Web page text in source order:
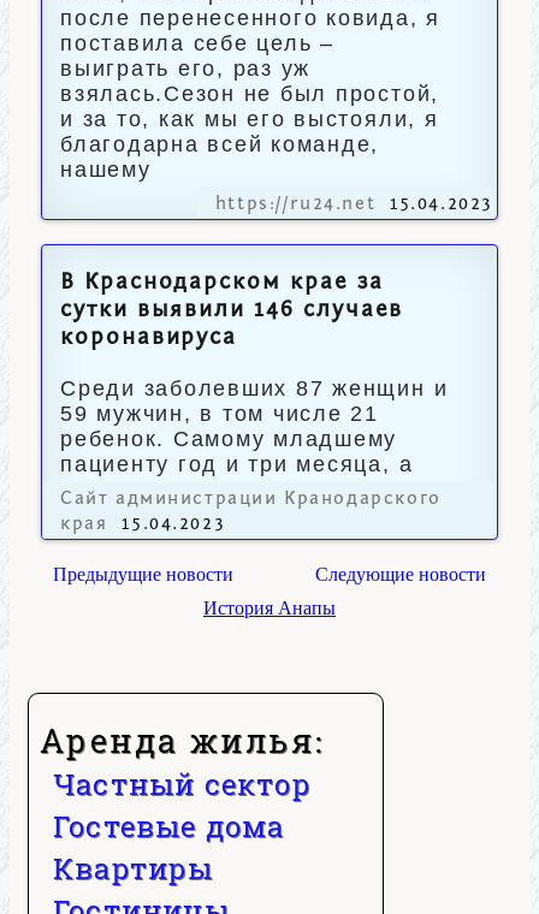
Аренда жилья:
Частный сектор
Гостевые дома
Квартиры
после перенесенного ковида, я
поставила себе цель –
выиграть его, раз уж
взялась.Сезон не был простой,
и за то, как мы его выстояли, я
благодарна всей команде,
нашему
https://ru24.net 15.04.2023
В Краснодарском крае за
сутки выявили 146 случаев
коронавируса
Среди заболевших 87 женщин и
59 мужчин, в том числе 21
ребенок. Самому младшему
пациенту год и три месяца, а
старшему – 86 лет.
Сайт администрации Кранодарского
края
15.04.2023
Предыдущие новости
Следующие новости
История Анапы